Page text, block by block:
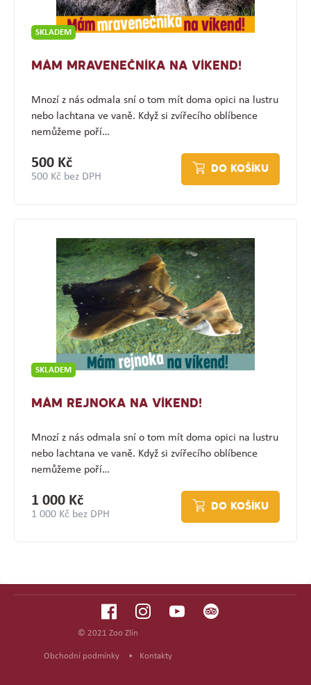
SKLADEM
MÁM MRAVENEČNÍKA NA VÍKEND!
Mnozí z nás odmala sní o tom mít doma opici na lustru
nebo lachtana ve vaně. Když si zvířecího oblíbence
nemůžeme poří…
500 Kč
500 Kč bez DPH
DO KOŠÍKU
SKLADEM
MÁM REJNOKA NA VÍKEND!
Mnozí z nás odmala sní o tom mít doma opici na lustru
nebo lachtana ve vaně. Když si zvířecího oblíbence
nemůžeme poří…
1 000 Kč
1 000 Kč bez DPH
DO KOŠÍKU
© 2021 Zoo Zlín
Obchodní podmínky • Kontakty